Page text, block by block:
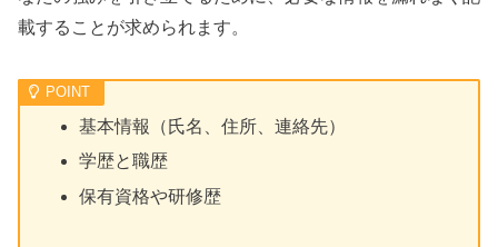
載することが求められます。
基本情報（氏名、住所、連絡先）
学歴と職歴
保有資格や研修歴